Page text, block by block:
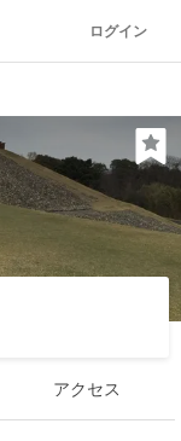
ログイン
アクセス